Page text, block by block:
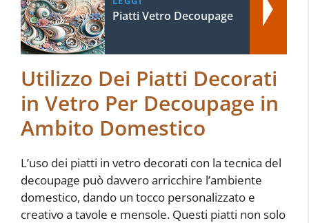
Piatti Vetro Decoupage
Utilizzo Dei Piatti Decorati
in Vetro Per Decoupage in
Ambito Domestico
L’uso dei piatti in vetro decorati con la tecnica del
decoupage può davvero arricchire l’ambiente
domestico, dando un tocco personalizzato e
creativo a tavole e mensole. Questi piatti non solo